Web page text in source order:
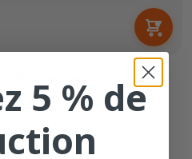
5 % de